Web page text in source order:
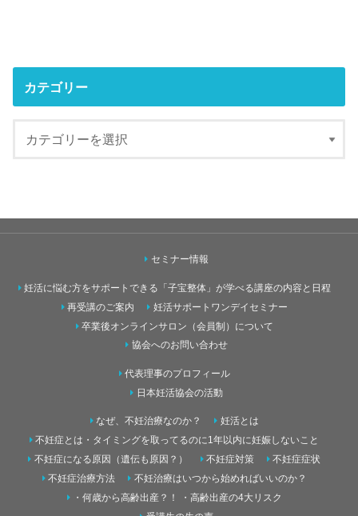
カテゴリー
セミナー情報
妊活に悩む方をサポートできる「子宝整体」が学べる講座の内容と日程
再受講のご案内
妊活サポートワンデイセミナー
卒業後オンラインサロン（会員制）について
協会へのお問い合わせ
代表理事のプロフィール
日本妊活協会の活動
なぜ、不妊治療なのか？
妊活とは
不妊症とは・タイミングを取ってるのに1年以内に妊娠しないこと
不妊症になる原因（遺伝も原因？）
不妊症対策
不妊症症状
不妊症治療方法
不妊治療はいつから始めればいいのか？
・何歳から高齢出産？！ ・高齢出産の4大リスク